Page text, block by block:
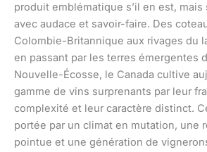
produit emblématique s’il en est, mais
avec audace et savoir-faire. Des
Colombie-Britannique aux rivages du
en passant par les terres émergentes
Nouvelle-Écosse, le Canada cultive
gamme de vins surprenants par leur
complexité et leur caractère distinct.
portée par un climat en mutation, une
pointue et une génération de